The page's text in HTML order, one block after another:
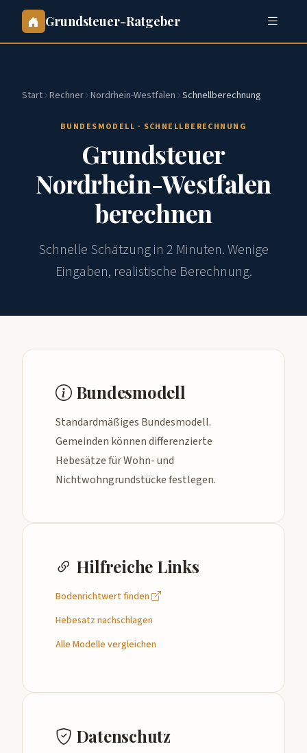
Grundsteuer-Ratgeber
Start Rechner Nordrhein-Westfalen Schnellberechnung
BUNDESMODELL · SCHNELLBERECHNUNG
Grundsteuer
Nordrhein-Westfalen
berechnen
Schnelle Schätzung in 2 Minuten. Wenige
Eingaben, realistische Berechnung.
Bundesmodell
Standardmäßiges Bundesmodell.
Gemeinden können differenzierte
Hebesätze für Wohn- und
Nichtwohngrundstücke festlegen.
Hilfreiche Links
Bodenrichtwert finden
Hebesatz nachschlagen
Alle Modelle vergleichen
Datenschutz